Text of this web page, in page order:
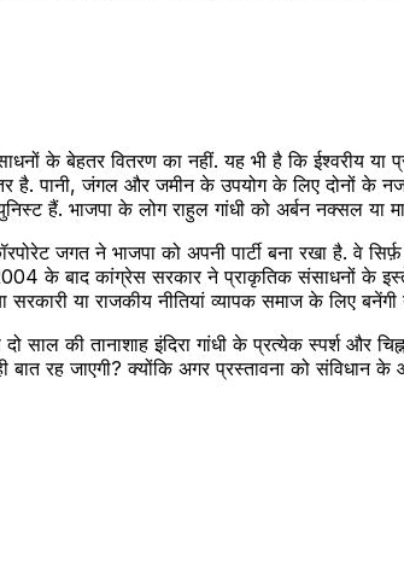
के बेहतर वितरण का नहीं. यह भी है कि ईश्वरीय
पानी, जंगल और जमीन के उपयोग के लिए दोनों के
हैं. भाजपा के लोग राहुल गांधी को अर्बन नक्सल या
जगत ने भाजपा को अपनी पार्टी बना रखा है. वे
के बाद कांग्रेस सरकार ने प्राकृतिक संसाधनों के
या राजकीय नीतियां व्यापक समाज के लिए
साल की तानाशाह इंदिरा गांधी के प्रत्येक स्पर्श और
रह जाएगी? क्योंकि अगर प्रस्तावना को संविधान